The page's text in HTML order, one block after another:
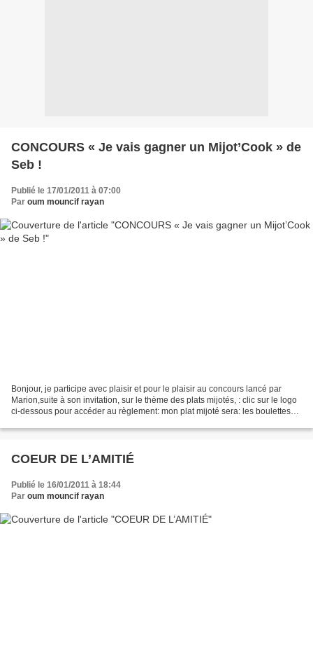
CONCOURS « Je vais gagner un Mijot’Cook » de
Seb !
Publié le 17/01/2011 à 07:00
Par oum mouncif rayan
Bonjour, je participe avec plaisir et pour le plaisir au concours lancé par
Marion,suite à son invitation, sur le thème des plats mijotés, : clic sur le logo
ci-dessous pour accéder au règlement: mon plat mijoté sera: les boulettes
COEUR DE L’AMITIÉ
Publié le 16/01/2011 à 18:44
Par oum mouncif rayan